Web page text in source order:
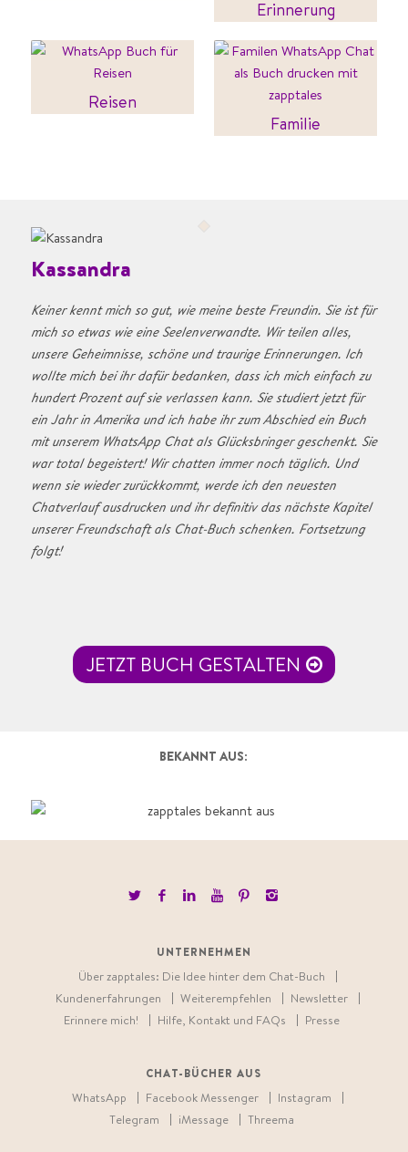
Erinnerung
Reisen
Familie
Kassandra
Keiner kennt mich so gut, wie meine beste Freundin. Sie ist für
mich so etwas wie eine Seelenverwandte. Wir teilen alles,
unsere Geheimnisse, schöne und traurige Erinnerungen. Ich
wollte mich bei ihr dafür bedanken, dass ich mich einfach zu
hundert Prozent auf sie verlassen kann. Sie studiert jetzt für
ein Jahr in Amerika und ich habe ihr zum Abschied ein Buch
mit unserem WhatsApp Chat als Glücksbringer geschenkt. Sie
war total begeistert! Wir chatten immer noch täglich. Und
wenn sie wieder zurückkommt, werde ich den neuesten
Chatverlauf ausdrucken und ihr definitiv das nächste Kapitel
unserer Freundschaft als Chat-Buch schenken. Fortsetzung
folgt!
JETZT BUCH GESTALTEN
BEKANNT AUS:
UNTERNEHMEN
Über zapptales: Die Idee hinter dem Chat-Buch
Kundenerfahrungen
Weiterempfehlen
Newsletter
Erinnere mich!
Hilfe, Kontakt und FAQs Presse
CHAT-BÜCHER AUS
WhatsApp Facebook Messenger
Instagram
Telegram
iMessage Threema